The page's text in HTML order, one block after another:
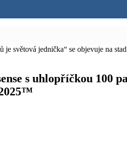
světová jednička“ se objevuje na
s uhlopříčkou 100